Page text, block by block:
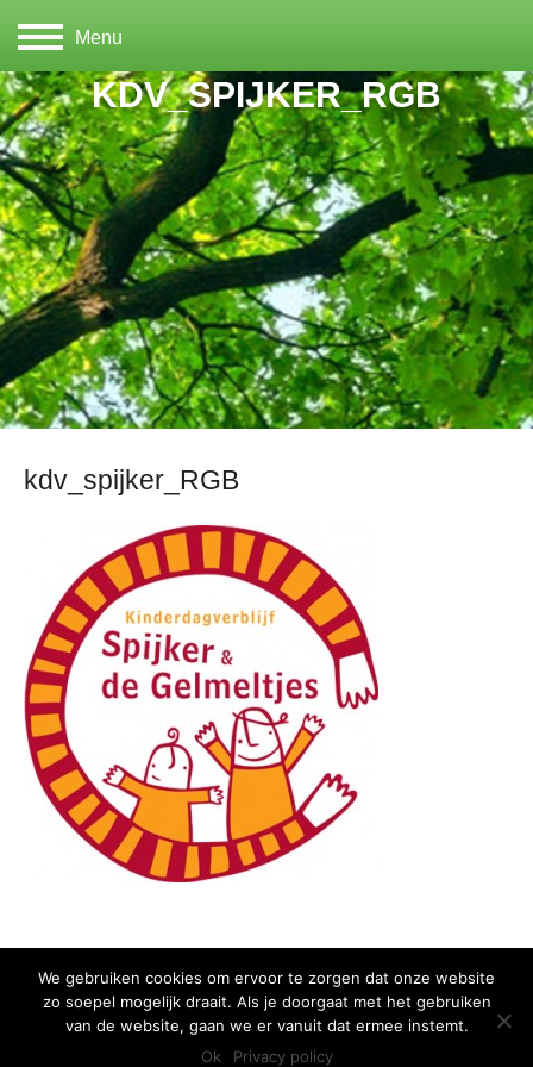
Menu
KDV_SPIJKER_RGB
kdv_spijker_RGB
Copyright 2015 Huis van het Kind - Alle rechten voorbehouden -Privacy
Ontwikkeld door Best4u Group B.V.B.A
We gebruiken cookies om ervoor te zorgen dat onze website
zo soepel mogelijk draait. Als je doorgaat met het gebruiken
van de website, gaan we er vanuit dat ermee instemt.
Ok
Privacy policy